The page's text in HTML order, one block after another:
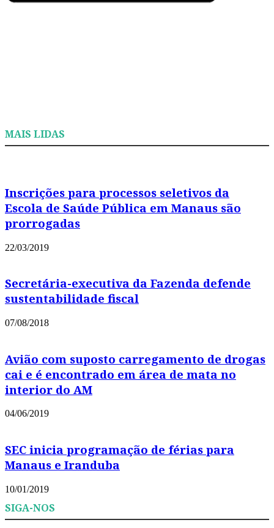
MAIS LIDAS
Inscrições para processos seletivos da
Escola de Saúde Pública em Manaus são
prorrogadas
22/03/2019
Secretária-executiva da Fazenda defende
sustentabilidade fiscal
07/08/2018
Avião com suposto carregamento de drogas
cai e é encontrado em área de mata no
interior do AM
04/06/2019
SEC inicia programação de férias para
Manaus e Iranduba
10/01/2019
SIGA-NOS